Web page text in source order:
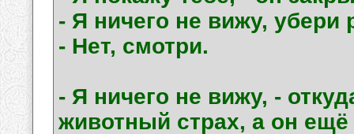
- Я ничего не вижу, убери
- Нет, смотри.
- Я ничего не вижу, -
животный страх, а он